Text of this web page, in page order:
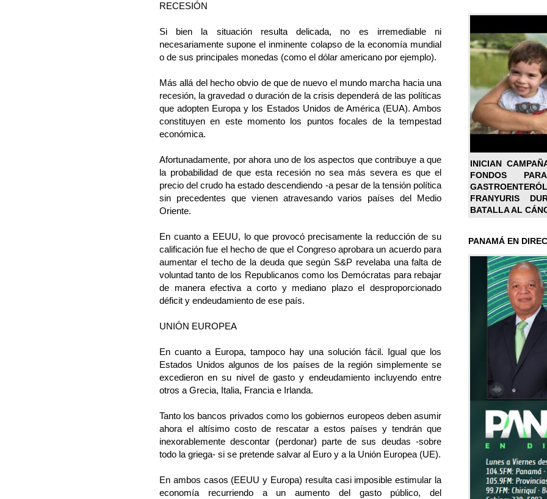
RECESIÓN
Si bien la situación resulta delicada, no es irremediable ni
necesariamente supone el inminente colapso de la economía mundial
o de sus principales monedas (como el dólar americano por ejemplo).
Más allá del hecho obvio de que de nuevo el mundo marcha hacia una
recesión, la gravedad o duración de la crisis dependerá de las políticas
que adopten Europa y los Estados Unidos de América (EUA). Ambos
constituyen en este momento los puntos focales de la tempestad
económica.
Afortunadamente, por ahora uno de los aspectos que contribuye a que
la probabilidad de que esta recesión no sea más severa es que el
precio del crudo ha estado descendiendo -a pesar de la tensión política
sin precedentes que vienen atravesando varios países del Medio
Oriente.
En cuanto a EEUU, lo que provocó precisamente la reducción de su
calificación fue el hecho de que el Congreso aprobara un acuerdo para
aumentar el techo de la deuda que según S&P revelaba una falta de
voluntad tanto de los Republicanos como los Demócratas para rebajar
de manera efectiva a corto y mediano plazo el desproporcionado
déficit y endeudamiento de ese país.
UNIÓN EUROPEA
En cuanto a Europa, tampoco hay una solución fácil. Igual que los
Estados Unidos algunos de los países de la región simplemente se
excedieron en su nivel de gasto y endeudamiento incluyendo entre
otros a Grecia, Italia, Francia e Irlanda.
Tanto los bancos privados como los gobiernos europeos deben asumir
ahora el altísimo costo de rescatar a estos países y tendrán que
inexorablemente descontar (perdonar) parte de sus deudas -sobre
todo la griega- si se pretende salvar al Euro y a la Unión Europea (UE).
En ambos casos (EEUU y Europa) resulta casi imposible estimular la
economía recurriendo a un aumento del gasto público, del
INICIAN
FONDOS
FRANYURIS
BATALLA AL
PANAMÁ EN